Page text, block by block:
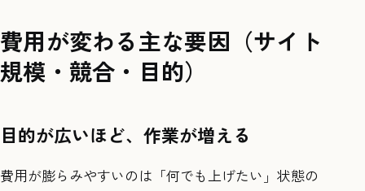
費用が変わる主な要因（サイト
規模・競合・目的）
目的が広いほど、作業が増える
費用が膨らみやすいのは「何でも上げたい」状態の